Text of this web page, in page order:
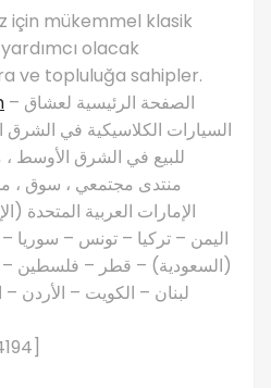
için mükemmel klasik
olacak
ve topluluğa sahipler.
– الصفحة الرئيسية لعشاق
السيارات الكلاسيكية في
للبيع في الشرق الأوسط
منتدى مجتمعي ، سوق ،
الإمارات العربية المتحدة
اليمن – تركيا – تونس – سوريا –
(السعودية) – قطر – فلسطين –
لبنان – الكويت –